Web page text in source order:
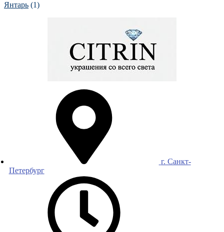
Янтарь (1)
г. Санкт-
Петербург